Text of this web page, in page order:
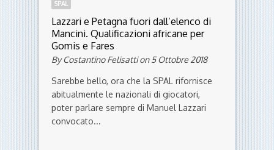
SPAL
Lazzari e Petagna fuori dall’elenco di
Mancini. Qualificazioni africane per